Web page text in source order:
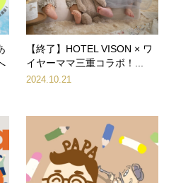
【終了】HOTEL VISON × ワ
イヤーママ三重コラボ！...
2024.10.21